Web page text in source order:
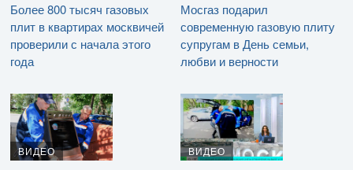
Более 800 тысяч газовых
плит в квартирах москвичей
проверили с начала этого
года
Мосгаз подарил
современную газовую плиту
супругам в День семьи,
любви и верности
ВИДЕО
ВИДЕО